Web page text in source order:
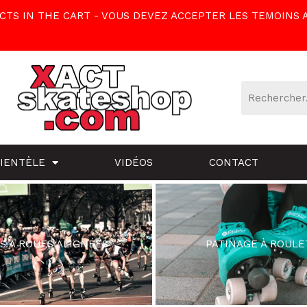
IN THE CART - VOUS DEVEZ ACCEPTER LES
VIDÉOS CONTACT
À ROUES ALIGNÉES PATINAGE À